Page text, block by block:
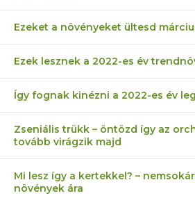
Ezeket a növényeket ültesd
Ezek lesznek a 2022-es év
Így fognak kinézni a 2022-es év
Zseniális trükk – öntözd így az
tovább virágzik majd
Mi lesz így a kertekkel? –
növények ára